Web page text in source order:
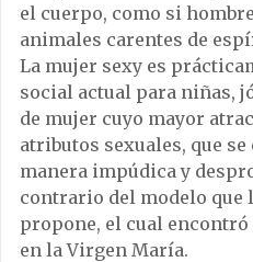
el cuerpo, como si
animales carentes de
La mujer sexy es
social actual para niñas,
de mujer cuyo mayor
atributos sexuales, que
manera impúdica y
contrario del modelo que
propone, el cual
en la Virgen María.